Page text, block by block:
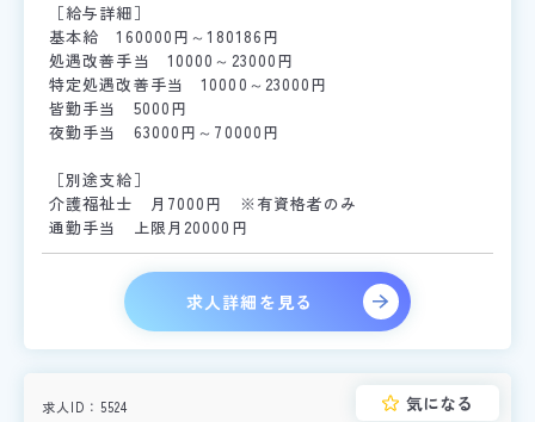
［給与詳細］
基本給 160000円～180186円
処遇改善手当 10000～23000円
特定処遇改善手当 10000～23000円
皆勤手当 5000円
夜勤手当 63000円～70000円
［別途支給］
介護福祉士 月7000円 ※有資格者のみ
通勤手当 上限月20000円
求人詳細を見る
求人ID 5524 気になる